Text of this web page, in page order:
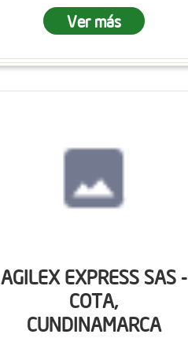
Ver más
AGILEX EXPRESS SAS -
COTA,
CUNDINAMARCA